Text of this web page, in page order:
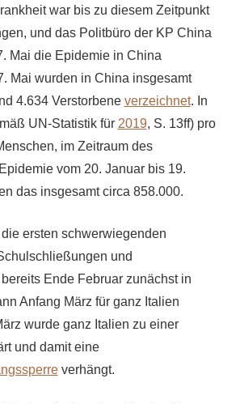
war bis zu diesem Zeitpunkt
und das Politbüro der KP China
Mai die Epidemie in China
Mai wurden in China insgesamt
4.634 Verstorbene verzeichnet. In
UN-Statistik für 2019, S. 13ff) pro
im Zeitraum des
vom 20. Januar bis 19.
das insgesamt circa 858.000.
ersten schwerwiegenden
und
Ende Februar zunächst in
Anfang März für ganz Italien
wurde ganz Italien zu einer
und damit eine
verhängt.